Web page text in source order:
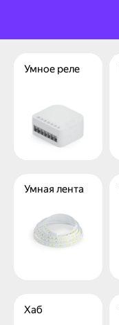
Умное реле
Умная лента
Хаб